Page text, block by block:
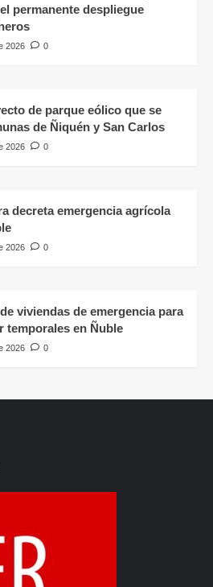
permanente despliegue
2026 0
de parque eólico que se
de Ñiquén y San Carlos
2026 0
decreta emergencia agrícola
2026 0
viviendas de emergencia para
temporales en Ñuble
2026 0